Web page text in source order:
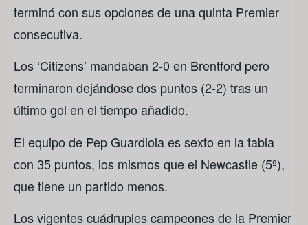
terminó con sus opciones de una quinta Premier
consecutiva.
Los ‘Citizens’ mandaban 2-0 en Brentford pero
terminaron dejándose dos puntos (2-2) tras un
último gol en el tiempo añadido.
El equipo de Pep Guardiola es sexto en la tabla
con 35 puntos, los mismos que el Newcastle (5º),
que tiene un partido menos.
Los vigentes cuádruples campeones de la Premier